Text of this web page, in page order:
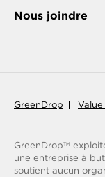
Nous joindre
GreenDrop
GreenDropTM
une entreprise à
soutient aucun